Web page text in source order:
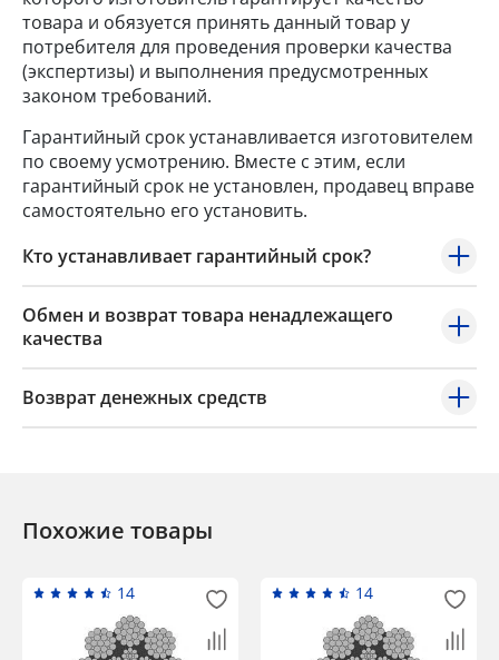
товара и обязуется принять данный товар у
потребителя для проведения проверки качества
(экспертизы) и выполнения предусмотренных
законом требований.
Гарантийный срок устанавливается изготовителем
по своему усмотрению. Вместе с этим, если
гарантийный срок не установлен, продавец вправе
самостоятельно его установить.
Кто устанавливает гарантийный срок?
Обмен и возврат товара ненадлежащего
качества
Возврат денежных средств
Похожие товары
14 14